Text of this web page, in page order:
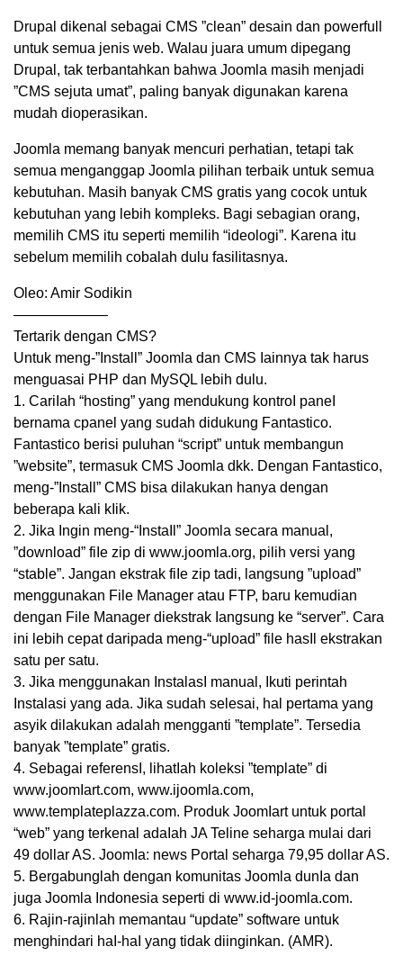
Drupal dikenal sebagai CMS ”clean” desain dan powerfull
untuk semua jenis web. Walau juara umum dipegang
Drupal, tak terbantahkan bahwa Joomla masih menjadi
”CMS sejuta umat”, paling banyak digunakan karena
mudah dioperasikan.
Joomla memang banyak mencuri perhatian, tetapi tak
semua menganggap Joomla pilihan terbaik untuk semua
kebutuhan. Masih banyak CMS gratis yang cocok untuk
kebutuhan yang lebih kompleks. Bagi sebagian orang,
memilih CMS itu seperti memilih “ideologi”. Karena itu
sebelum memilih cobalah dulu fasilitasnya.
Oleo: Amir Sodikin
——————–
Tertarik dengan CMS?
Untuk meng-”Install” Joomla dan CMS Iainnya tak harus
menguasai PHP dan MySQL lebih dulu.
1. CariIah “hosting” yang mendukung kontroI paneI
bernama cpanel yang sudah didukung Fantastico.
Fantastico berisi puluhan “script” untuk membangun
”website”, termasuk CMS Joomla dkk. Dengan Fantastico,
meng-”Install” CMS bisa dilakukan hanya dengan
beberapa kali kIik.
2. Jika Ingin meng-“InstaIl” Joomla secara manual,
”download” fiIe zip di www.joomla.org, pilih versi yang
“stable”. Jangan ekstrak fiIe zip tadi, langsung ”upload”
menggunakan File Manager atau FTP, baru kemudian
dengan File Manager diekstrak Iangsung ke “server”. Cara
ini lebih cepat daripada meng-“upload” file hasIl ekstrakan
satu per satu.
3. Jika menggunakan InstalasI manual, Ikuti perintah
Instalasi yang ada. Jika sudah selesai, hal pertama yang
asyik dilakukan adalah mengganti ”template”. Tersedia
banyak ”template” gratis.
4. Sebagai referensI, lihatIah koleksi ”template” di
www.joomIart.com, www.ijoomla.com,
www.templateplazza.com. Produk JoomIart untuk portal
“web” yang terkenal adaIah JA Teline seharga mulai dari
49 dollar AS. JoomIa: news Portal seharga 79,95 dollar AS.
5. Bergabunglah dengan komunitas Joomla dunIa dan
juga Joomla Indonesia seperti di www.id-joomla.com.
6. Rajin-rajinlah memantau “update” software untuk
menghindari haI-haI yang tidak diinginkan. (AMR).